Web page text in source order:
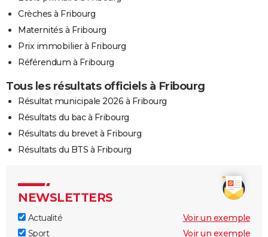
Crèches à Fribourg
Maternités à Fribourg
Prix immobilier à Fribourg
Référendum à Fribourg
Tous les résultats officiels à Fribourg
Résultat municipale 2026 à Fribourg
Résultats du bac à Fribourg
Résultats du brevet à Fribourg
Résultats du BTS à Fribourg
NEWSLETTERS
Actualité
Voir un exemple
Sport
Voir un exemple